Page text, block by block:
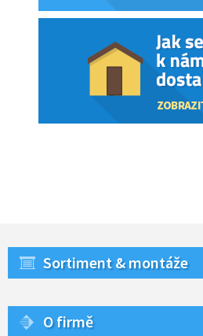
Sortiment & montáže
O firmě